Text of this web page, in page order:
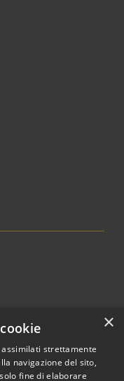
×
strettamente
navigazione del sito,
fine di elaborare